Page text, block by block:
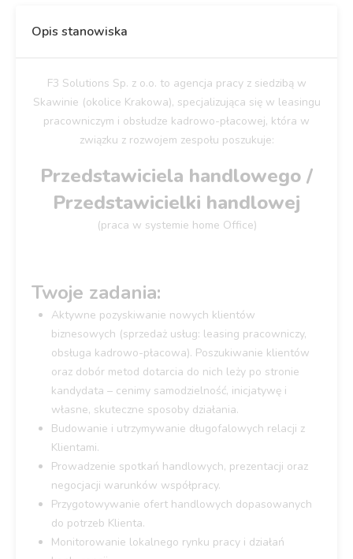
Opis stanowiska
F3 Solutions Sp. z o.o. to agencja pracy z siedzibą w
Skawinie (okolice Krakowa), specjalizująca się w leasingu
pracowniczym i obsłudze kadrowo-płacowej, która w
związku z rozwojem zespołu poszukuje:
Przedstawiciela handlowego /
Przedstawicielki handlowej
(praca w systemie home Office)
Twoje zadania:
Aktywne pozyskiwanie nowych klientów
biznesowych (sprzedaż usług: leasing pracowniczy,
obsługa kadrowo-płacowa). Poszukiwanie klientów
oraz dobór metod dotarcia do nich leży po stronie
kandydata – cenimy samodzielność, inicjatywę i
własne, skuteczne sposoby działania.
Budowanie i utrzymywanie długofalowych relacji z
Klientami.
Prowadzenie spotkań handlowych, prezentacji oraz
negocjacji warunków współpracy.
Przygotowywanie ofert handlowych dopasowanych
do potrzeb Klienta.
Monitorowanie lokalnego rynku pracy i działań